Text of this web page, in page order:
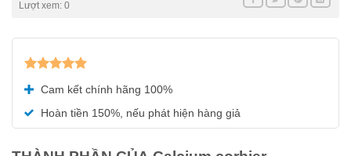
Lượt xem: 0
hạng5.00
5 sao
Cam kết chính hãng 100%
Hoàn tiền 150%, nếu phát hiện hàng giả